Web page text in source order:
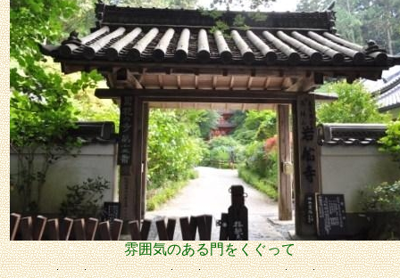
雰囲気のある門をくぐって